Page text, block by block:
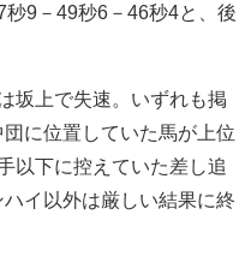
9－49秒6－46秒4と、後
坂上で失速。いずれも掲
に位置していた馬が上位
以下に控えていた差し追
イ以外は厳しい結果に終